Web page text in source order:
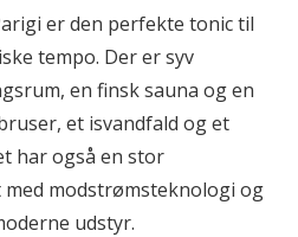
er den perfekte tonic til
tempo. Der er syv
en finsk sauna og en
et isvandfald og et
har også en stor
modstrømsteknologi og
udstyr.